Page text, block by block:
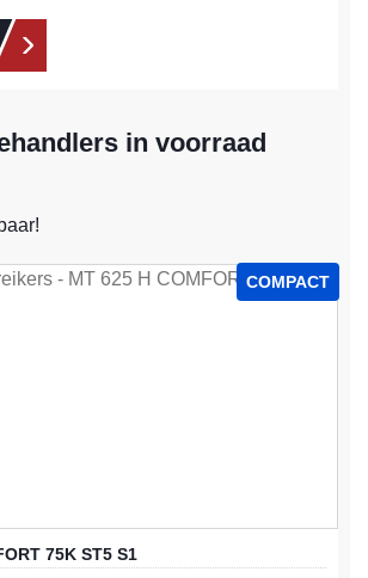
in voorraad
COMPACT
75K ST5 S1